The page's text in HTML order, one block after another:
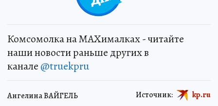
Комсомолка на MAXималках - читайте
наши новости раньше других в
канале @truekpru
Ангелина ВАЙГЕЛЬ Источник: kp.ru